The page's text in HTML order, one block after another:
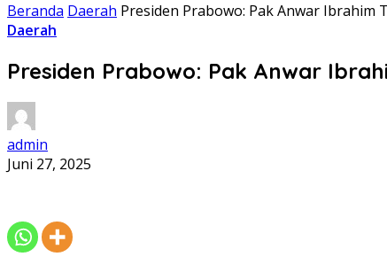
Beranda Daerah Presiden Prabowo: Pak Anwar Ibrahim
Daerah
Presiden Prabowo: Pak Anwar
admin
Juni 27, 2025